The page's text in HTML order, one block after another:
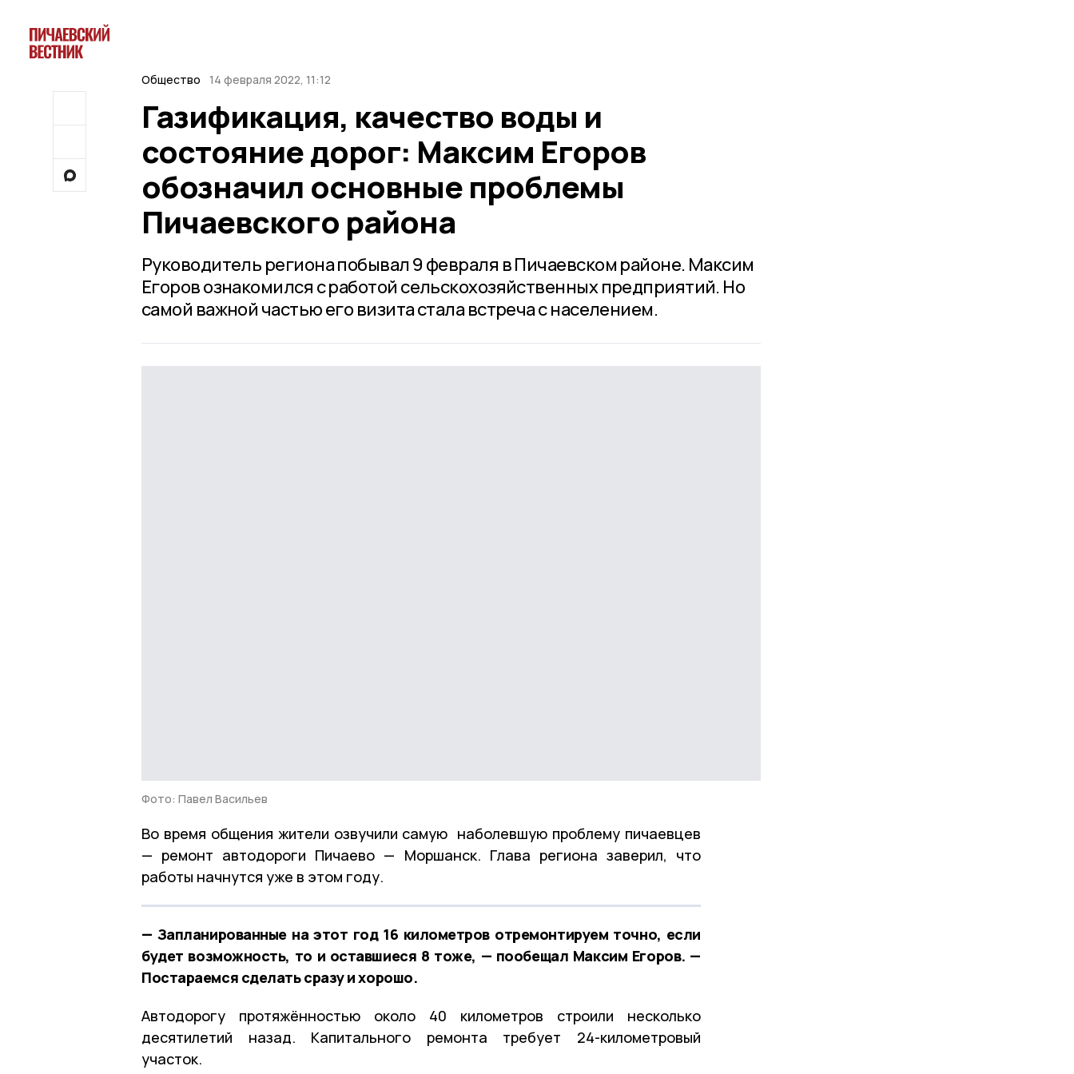
Общество 14 февраля 2022, 11:12
Газификация, качество воды и
состояние дорог: Максим Егоров
обозначил основные проблемы
Пичаевского района
Руководитель региона побывал 9 февраля в Пичаевском районе. Максим
Егоров ознакомился с работой сельскохозяйственных предприятий. Но
самой важной частью его визита стала встреча с населением.
Фото: Павел Васильев
Во время общения жители озвучили самую наболевшую проблему пичаевцев
— ремонт автодороги Пичаево — Моршанск. Глава региона заверил, что
работы начнутся уже в этом году.
— Запланированные на этот год 16 километров отремонтируем точно, если
будет возможность, то и оставшиеся 8 тоже, — пообещал Максим Егоров. —
Постараемся сделать сразу и хорошо.
Автодорогу протяжённостью около 40 километров строили несколько
десятилетий назад. Капитального ремонта требует 24-километровый
участок.